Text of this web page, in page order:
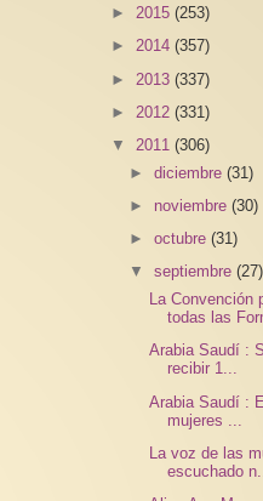
► 2015 (253)
► 2014 (357)
► 2013 (337)
► 2012 (331)
▼ 2011 (306)
►diciembre(31)
► noviembre(30)
►octubre(31)
▼septiembre(27)
La Convención
todas las
Arabia Saudí :
recibir 1...
Arabia Saudí :
mujeres ...
La voz de las
escuchado n...